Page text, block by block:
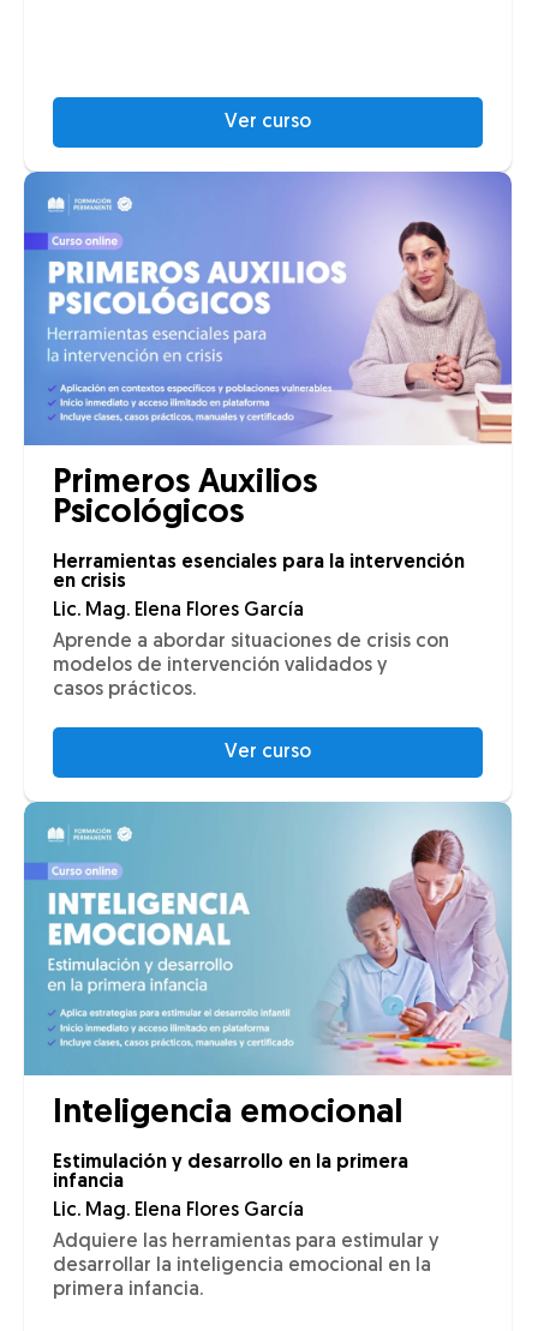
Ver curso
Primeros Auxilios
Psicológicos
Herramientas esenciales para la intervención
en crisis
Lic. Mag. Elena Flores García
Aprende a abordar situaciones de crisis con
modelos de intervención validados y
casos prácticos.
Ver curso
Inteligencia emocional
Estimulación y desarrollo en la primera
infancia
Lic. Mag. Elena Flores García
Adquiere las herramientas para estimular y
desarrollar la inteligencia emocional en la
primera infancia.